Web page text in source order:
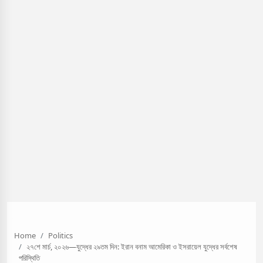
Home
Politics
২৭শে মার্চ, ২০২৬—যুদ্ধের ২৯তম দিন: ইরান বনাম আমেরিকা ও ইসরায়েল যুদ্ধের সর্বশেষ
পরিস্থিতি